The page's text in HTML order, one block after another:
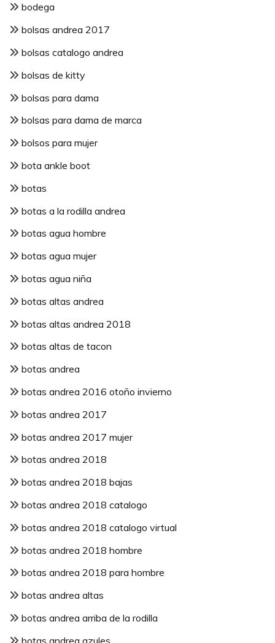
bodega
bolsas andrea 2017
bolsas catalogo andrea
bolsas de kitty
bolsas para dama
bolsas para dama de marca
bolsos para mujer
bota ankle boot
botas
botas a la rodilla andrea
botas agua hombre
botas agua mujer
botas agua niña
botas altas andrea
botas altas andrea 2018
botas altas de tacon
botas andrea
botas andrea 2016 otoño invierno
botas andrea 2017
botas andrea 2017 mujer
botas andrea 2018
botas andrea 2018 bajas
botas andrea 2018 catalogo
botas andrea 2018 catalogo virtual
botas andrea 2018 hombre
botas andrea 2018 para hombre
botas andrea altas
botas andrea arriba de la rodilla
botas andrea azules